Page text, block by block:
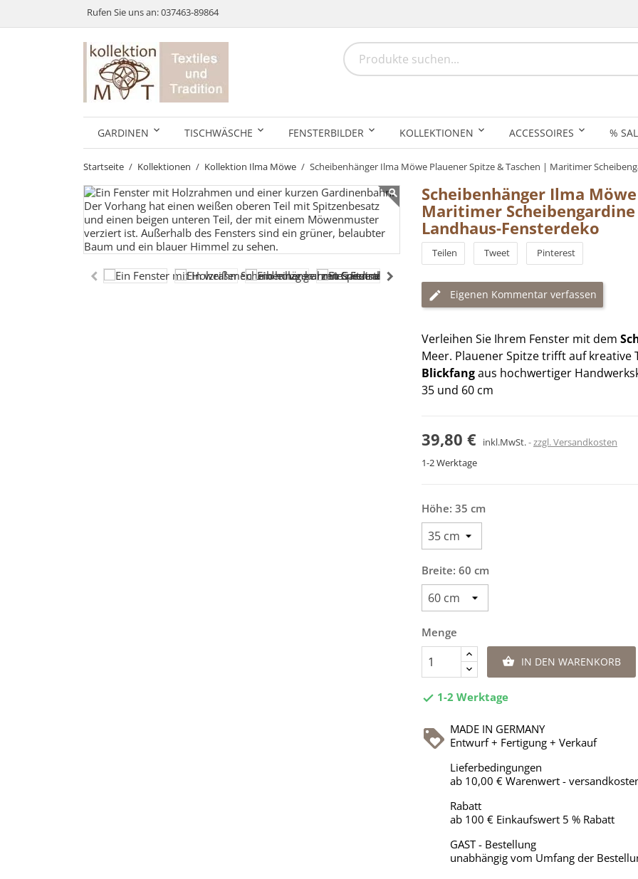
Rufen Sie uns an:037463-89864
GARDINEN TISCHWÄSCHE FENSTERBILDER KOLLEKTIONEN ACCESSOIRES %
Startseite Kollektionen Kollektion Ilma Möwe Scheibenhänger Ilma Möwe Plauener Spitze & Taschen | Maritimer
Scheibenhänger Ilma
Maritimer
Landhaus-Fensterdeko
Teilen Tweet Pinterest
Eigenen Kommentar verfassen
Verleihen Sie Ihrem Fenster mit dem
Meer. Plauener Spitze trifft auf kreative
Blickfangaus hochwertiger
35 und 60 cm
39,80 € inkl.MwSt. zzgl. Versandkosten
1-2 Werktage
Höhe: 35 cm
Breite: 60 cm
Menge
 IN DEN WARENKORB
 1-2 Werktage
MADE IN GERMANY
Entwurf + Fertigung + Verkauf
Lieferbedingungen
ab 10,00 € Warenwert -
Rabatt
ab 100 € Einkaufswert 5 % Rabatt
GAST - Bestellung
unabhängig vom Umfang der